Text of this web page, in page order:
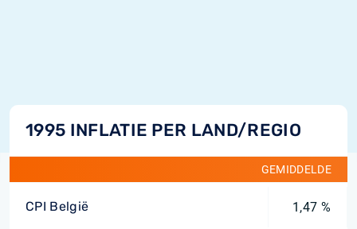
1995 INFLATIE PER LAND/REGIO
GEMIDDELDE
CPI België 1,47 %